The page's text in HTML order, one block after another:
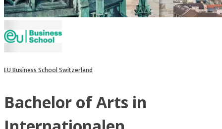
EU Business School Switzerland
Bachelor of Arts in